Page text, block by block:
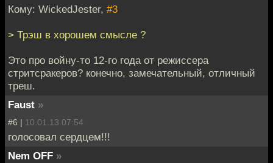
Кому: WickedJester, #3
> Трэш в хорошем смысле ?
Это про войну-то 12-го года от режиссера
стритсракеров? конечно, замечательный, отличный
треш.
Faust »
#6 | 10.01.13 07:54
голосовал сердцем!!!
Nem OFF »